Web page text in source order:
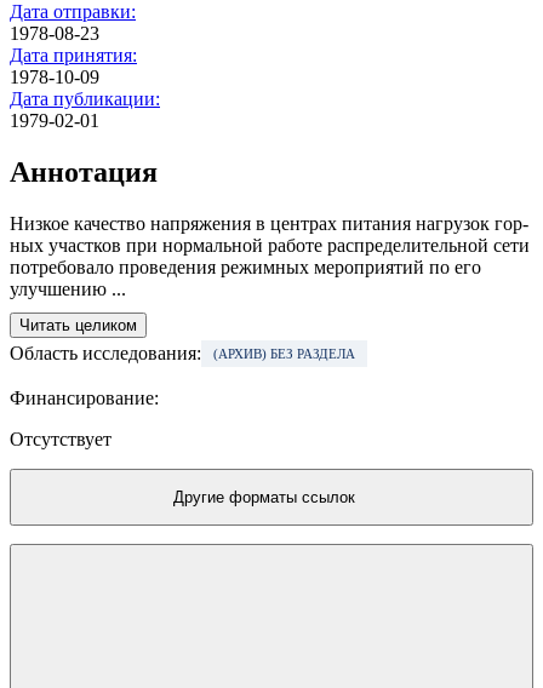
Дата отправки:
1978-08-23
Дата принятия:
1978-10-09
Дата публикации:
1979-02-01
Аннотация
Низкое качество напряжения в центрах питания нагрузок гор­
ных участков при нор­мальной работе распределительной сети
потребовало проведе­ния режимных меропри­ятий по его
улучшению ...
Читать целиком
Область исследования: (АРХИВ) БЕЗ РАЗДЕЛА
Финансирование:
Отсутствует
Другие форматы ссылок